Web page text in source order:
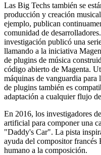
Las Big Techs también se
producción y creación
ejemplo, publican
comunidad de
investigación publicó una
llamando a la iniciativa
de plugins de música
código abierto de Magenta.
máquinas de vanguardia
de plugins también es
adaptación a cualquier flujo
En 2016, los investigadores
artificial para componer una
"Daddy's Car". La pista
ayuda del compositor francés
humano a la composición.